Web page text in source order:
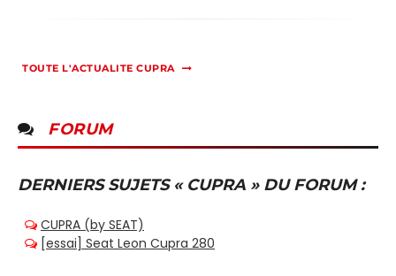
TOUTE L'ACTUALITE CUPRA
FORUM
DERNIERS SUJETS « CUPRA » DU FORUM :